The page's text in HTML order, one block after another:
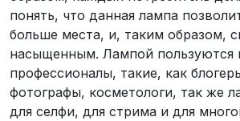
понять, что данная лампа
больше места, и, таким образом,
насыщенным. Лампой пользуются
профессионалы, такие, как
фотографы, косметологи, так же
для селфи, для стрима и для